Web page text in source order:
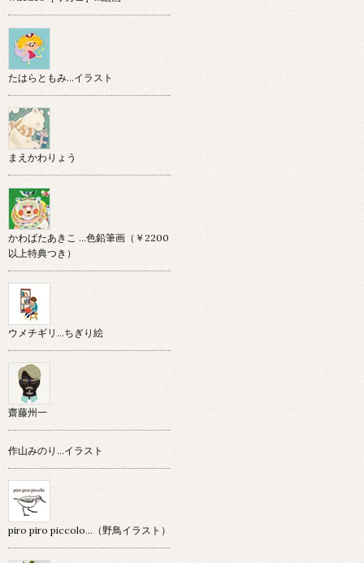
たはらともみ…イラスト
まえかわりょう
かわばたあきこ …色鉛筆画（￥2200
以上特典つき）
ウメチギリ…ちぎり絵
齋藤州一
作山みのり…イラスト
piro piro piccolo…（野鳥イラスト）